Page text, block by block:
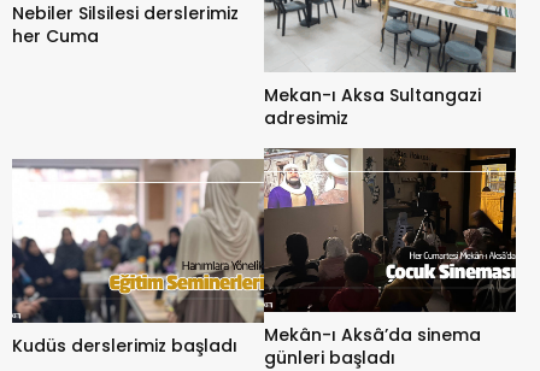
Nebiler Silsilesi derslerimiz
her Cuma
Mekan-ı Aksa Sultangazi
adresimiz
Kudüs derslerimiz başladı
Mekân-ı Aksâ’da sinema
günleri başladı